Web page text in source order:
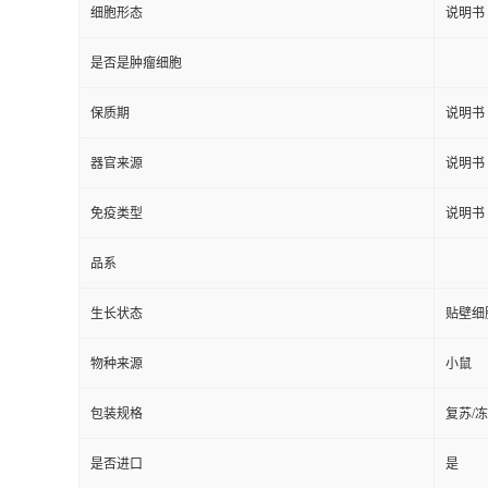
细胞形态 说明书
是否是肿瘤细胞
保质期 说明书
器官来源 说明书
免疫类型 说明书
品系
生长状态 贴壁细
物种来源 小鼠
包装规格 复苏/
是否进口 是